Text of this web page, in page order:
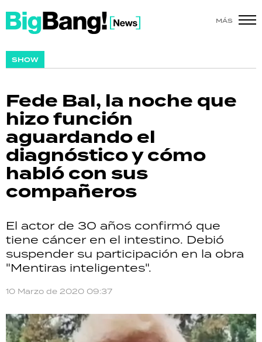
MÁS
SHOW
Fede Bal, la noche que
hizo función
aguardando el
diagnóstico y cómo
habló con sus
compañeros
El actor de 30 años confirmó que
tiene cáncer en el intestino. Debió
suspender su participación en la obra
"Mentiras inteligentes".
10 Marzo de 2020 09:37
SHOW
ACTUALIDAD
POLICIALES
ECONOMÍA
GRAN HERMANO
SALUD
DEPORTES
TECNOLOGÍA
RECETAS